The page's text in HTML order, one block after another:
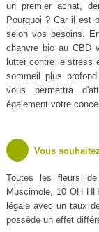
un premier achat,
Pourquoi ? Car il est
selon vos besoins.
chanvre bio au CBD
lutter contre le stress
sommeil plus
vous permettra
également votre
Vous
Toutes les fleurs
Muscimole, 10 OH
légale avec un taux
possède un effet